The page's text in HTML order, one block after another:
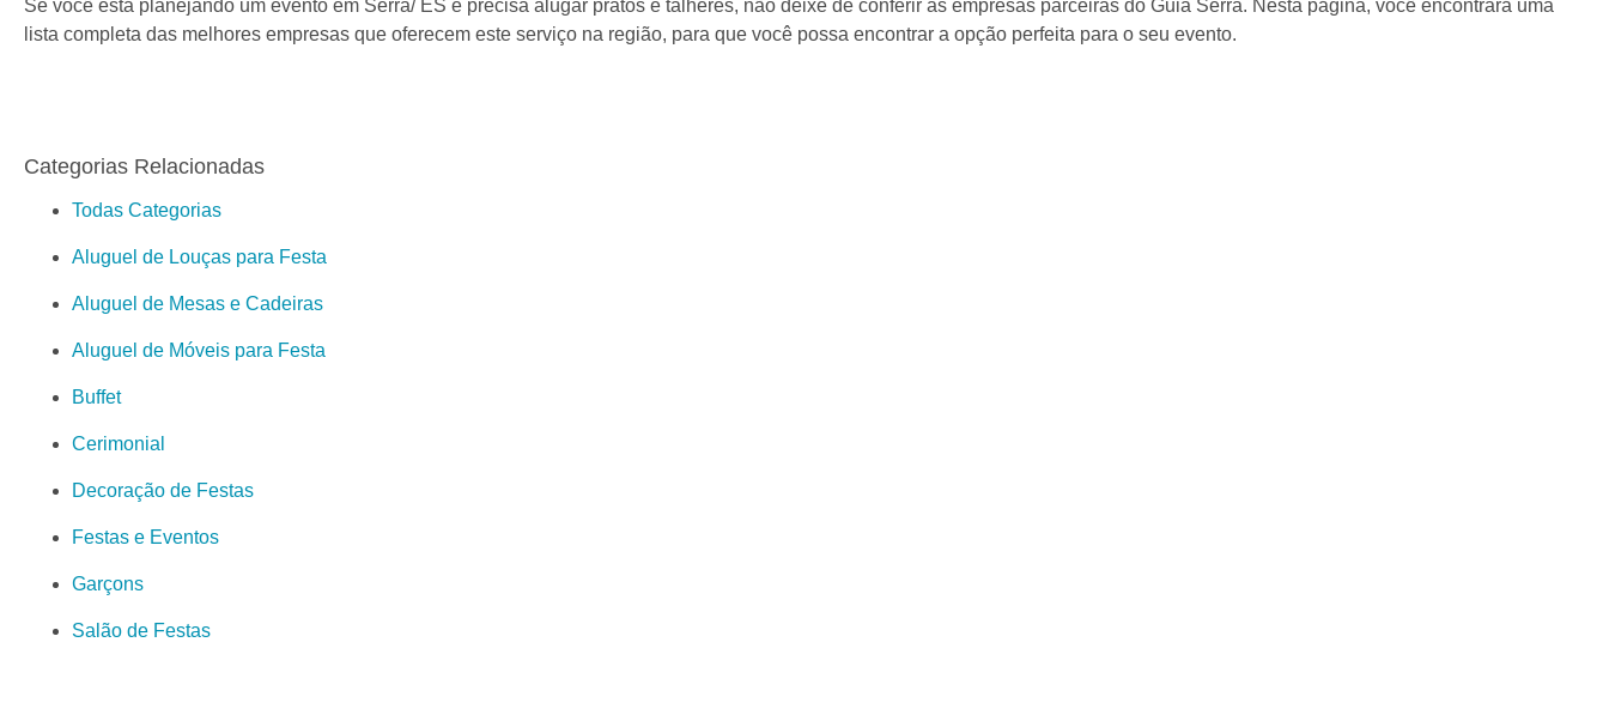
Se você está planejando um evento em Serra/ ES e precisa alugar pratos e talheres, não deixe de conferir as empresas parceiras do Guia Serra. Nesta página, você encontrará uma
lista completa das melhores empresas que oferecem este serviço na região, para que você possa encontrar a opção perfeita para o seu evento.
Categorias Relacionadas
Todas Categorias
Aluguel de Louças para Festa
Aluguel de Mesas e Cadeiras
Aluguel de Móveis para Festa
Buffet
Cerimonial
Decoração de Festas
Festas e Eventos
Garçons
Salão de Festas